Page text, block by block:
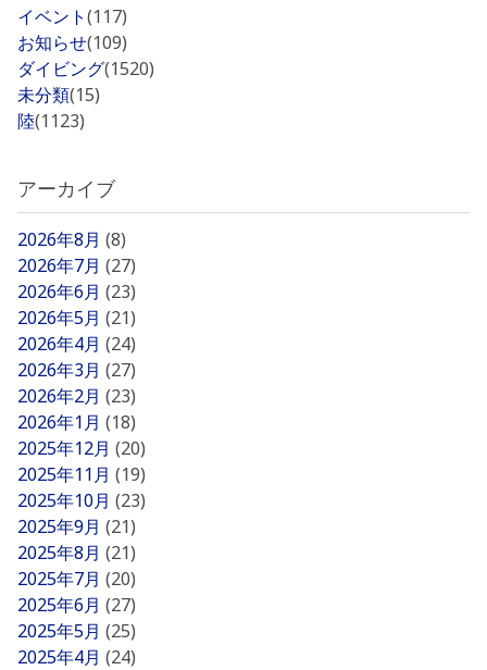
イベント(117)
お知らせ(109)
ダイビング(1520)
未分類(15)
陸(1123)
アーカイブ
2026年8月 (8)
2026年7月 (27)
2026年6月 (23)
2026年5月 (21)
2026年4月 (24)
2026年3月 (27)
2026年2月 (23)
2026年1月 (18)
2025年12月 (20)
2025年11月 (19)
2025年10月 (23)
2025年9月 (21)
2025年8月 (21)
2025年7月 (20)
2025年6月 (27)
2025年5月 (25)
2025年4月 (24)